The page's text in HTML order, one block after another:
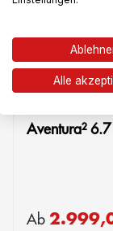
Aventura² 6.7
Verkaufspreis:
Ab
Alle